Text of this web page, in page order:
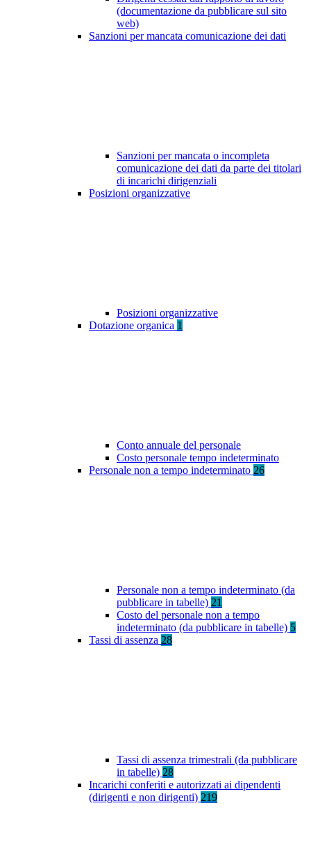
(documentazione da pubblicare sul sito
web)
Sanzioni per mancata comunicazione dei dati
Sanzioni per mancata o incompleta
comunicazione dei dati da parte dei titolari
di incarichi dirigenziali
Posizioni organizzative
Posizioni organizzative
Dotazione organica 1
Conto annuale del personale
Costo personale tempo indeterminato
Personale non a tempo indeterminato 26
Personale non a tempo indeterminato (da
pubblicare in tabelle) 21
Costo del personale non a tempo
indeterminato (da pubblicare in tabelle) 5
Tassi di assenza 28
Tassi di assenza trimestrali (da pubblicare
in tabelle) 28
Incarichi conferiti e autorizzati ai dipendenti
(dirigenti e non dirigenti) 219